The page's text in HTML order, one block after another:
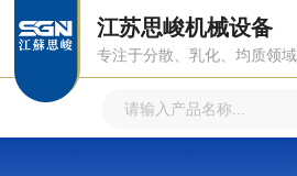
江苏思峻机械设备
专注于分散、乳化、均质领域